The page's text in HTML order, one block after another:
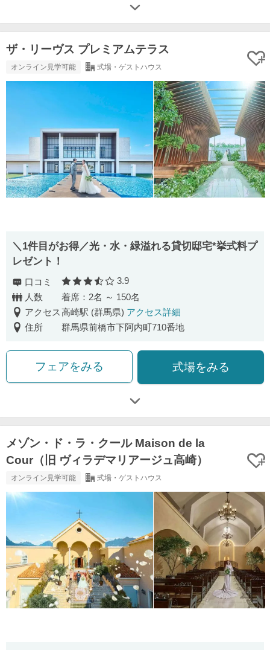
ザ・リーヴス プレミアムテラス
オンライン見学可能 式場・ゲストハウス
＼1件目がお得／光・水・緑溢れる貸切邸宅*挙式料プ
レゼント！
口コミ 口コミ評価
3.9
人数
着席：2名 ～ 150名
アクセス高崎駅 (群馬県) アクセス詳細
住所
群馬県前橋市下阿内町710番地
フェアをみる 式場をみる
メゾン・ド・ラ・クール Maison de la
Cour（旧 ヴィラデマリアージュ高崎）
オンライン見学可能 式場・ゲストハウス